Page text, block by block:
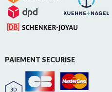
PAIEMENT SECURISE